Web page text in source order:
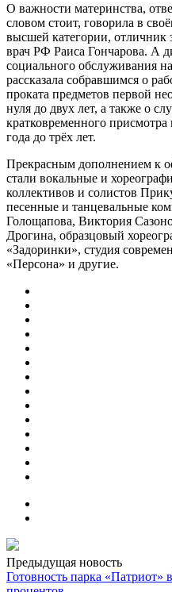
О важности материнства,
словом стоит, говорила в
высшей категории, отличник
врач РФ Раиса Гончарова. А
социального обслуживания
рассказала собравшимся о
проката предметов первой
нуля до двух лет, а также о
кратковременного присмотра
года до трёх лет.
Прекрасным дополнением к
стали вокальные и
коллективов и солистов
песенные и танцевальные
Голощапова, Виктория
Дрогина, образцовый
«Задоринки», студия
«Персона» и другие.
Предыдущая новость
Готовность парка «Патриот»